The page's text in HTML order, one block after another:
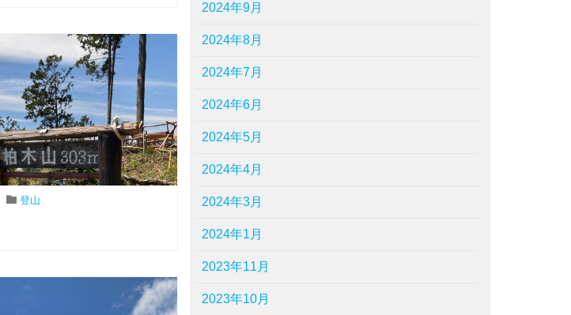
登山
2024年9月
2024年8月
2024年7月
2024年6月
2024年5月
2024年4月
2024年3月
2024年1月
2023年11月
2023年10月